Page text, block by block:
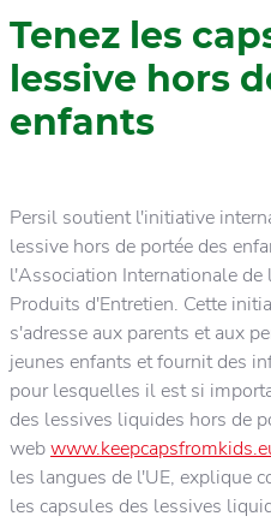
Tenez les
lessive hors
enfants
Persil soutient l'initiative
lessive hors de portée des
l'Association Internationale de
Produits d'Entretien. Cette
s'adresse aux parents et aux
jeunes enfants et fournit des
pour lesquelles il est si
des lessives liquides hors de
web
les langues de l'UE, explique
les capsules des lessives